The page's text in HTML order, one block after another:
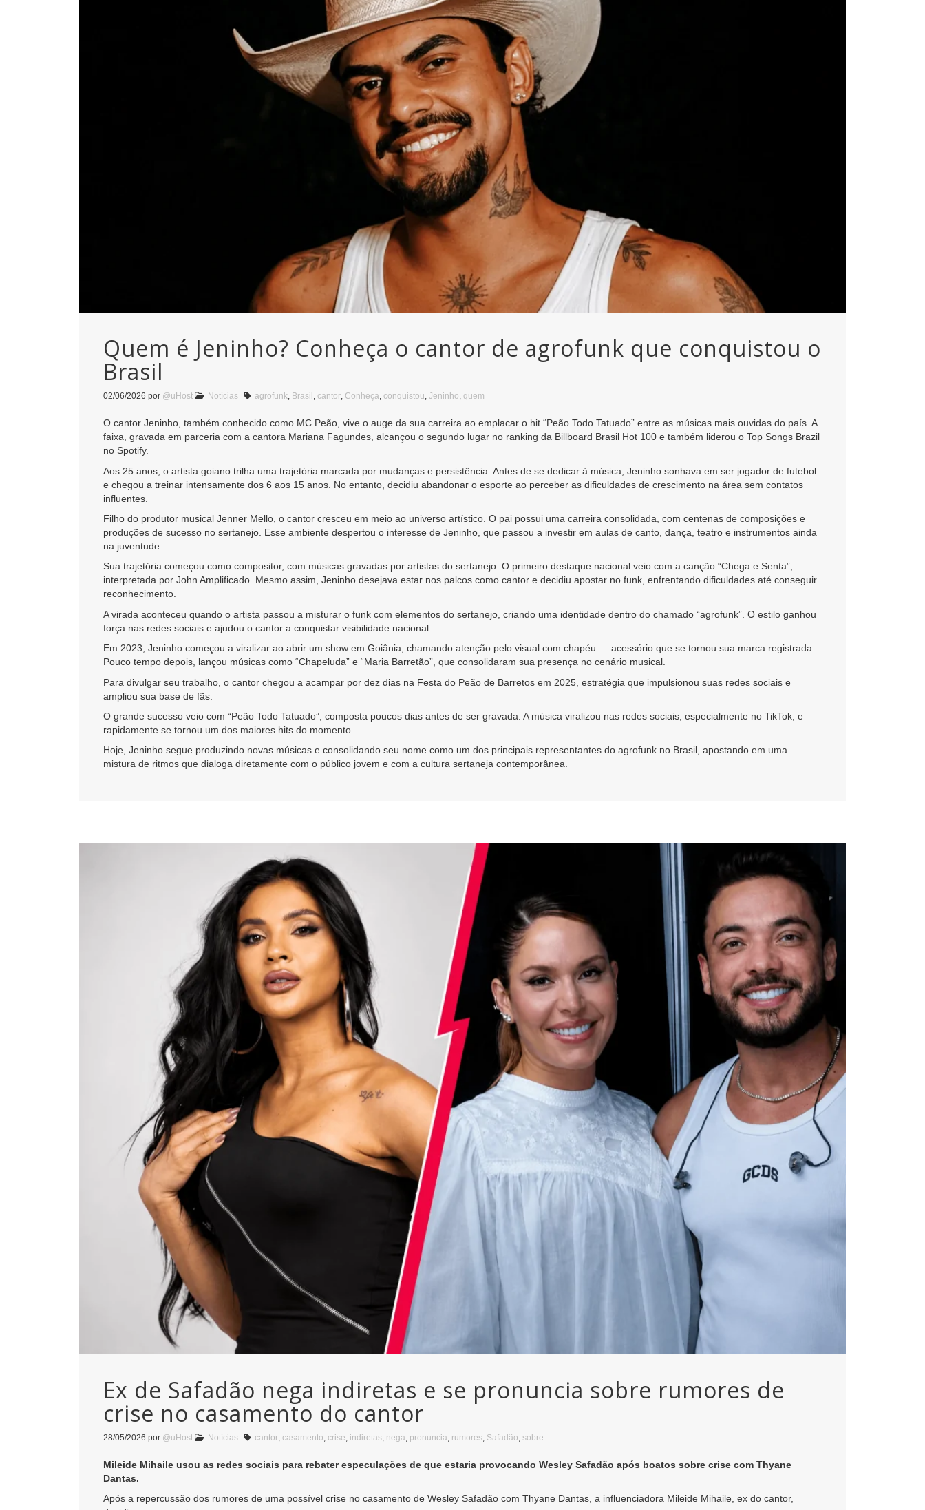
Quem é Jeninho? Conheça o cantor de agrofunk que conquistou o
Brasil
02/06/2026 por @uHost Notícias agrofunk, Brasil , cantor, Conheça, conquistou, Jeninho, quem
O cantor Jeninho, também conhecido como MC Peão, vive o auge da sua carreira ao emplacar o hit “Peão Todo Tatuado” entre as músicas mais ouvidas do país. A
faixa, gravada em parceria com a cantora Mariana Fagundes, alcançou o segundo lugar no ranking da Billboard Brasil Hot 100 e também liderou o Top Songs Brazil
no Spotify.
Aos 25 anos, o artista goiano trilha uma trajetória marcada por mudanças e persistência. Antes de se dedicar à música, Jeninho sonhava em ser jogador de futebol
e chegou a treinar intensamente dos 6 aos 15 anos. No entanto, decidiu abandonar o esporte ao perceber as dificuldades de crescimento na área sem contatos
influentes.
Filho do produtor musical Jenner Mello, o cantor cresceu em meio ao universo artístico. O pai possui uma carreira consolidada, com centenas de composições e
produções de sucesso no sertanejo. Esse ambiente despertou o interesse de Jeninho, que passou a investir em aulas de canto, dança, teatro e instrumentos ainda
na juventude.
Sua trajetória começou como compositor, com músicas gravadas por artistas do sertanejo. O primeiro destaque nacional veio com a canção “Chega e Senta”,
interpretada por John Amplificado. Mesmo assim, Jeninho desejava estar nos palcos como cantor e decidiu apostar no funk, enfrentando dificuldades até conseguir
reconhecimento.
A virada aconteceu quando o artista passou a misturar o funk com elementos do sertanejo, criando uma identidade dentro do chamado “agrofunk”. O estilo ganhou
força nas redes sociais e ajudou o cantor a conquistar visibilidade nacional.
Em 2023, Jeninho começou a viralizar ao abrir um show em Goiânia, chamando atenção pelo visual com chapéu — acessório que se tornou sua marca registrada.
Pouco tempo depois, lançou músicas como “Chapeluda” e “Maria Barretão”, que consolidaram sua presença no cenário musical.
Para divulgar seu trabalho, o cantor chegou a acampar por dez dias na Festa do Peão de Barretos em 2025, estratégia que impulsionou suas redes sociais e
ampliou sua base de fãs.
O grande sucesso veio com “Peão Todo Tatuado”, composta poucos dias antes de ser gravada. A música viralizou nas redes sociais, especialmente no TikTok, e
rapidamente se tornou um dos maiores hits do momento.
Hoje, Jeninho segue produzindo novas músicas e consolidando seu nome como um dos principais representantes do agrofunk no Brasil, apostando em uma
mistura de ritmos que dialoga diretamente com o público jovem e com a cultura sertaneja contemporânea.
Ex de Safadão nega indiretas e se pronuncia sobre rumores de
crise no casamento do cantor
28/05/2026 por @uHost Notícias cantor, casamento, crise, indiretas, nega, pronuncia, rumores, Safadão, sobre
Mileide Mihaile usou as redes sociais para rebater especulações de que estaria provocando Wesley Safadão após boatos sobre crise com Thyane
Dantas.
Após a repercussão dos rumores de uma possível crise no casamento de Wesley Safadão com Thyane Dantas, a influenciadora Mileide Mihaile, ex do cantor,